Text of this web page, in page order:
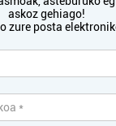
askoz gehiago!
zure posta